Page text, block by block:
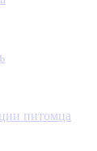
питомца